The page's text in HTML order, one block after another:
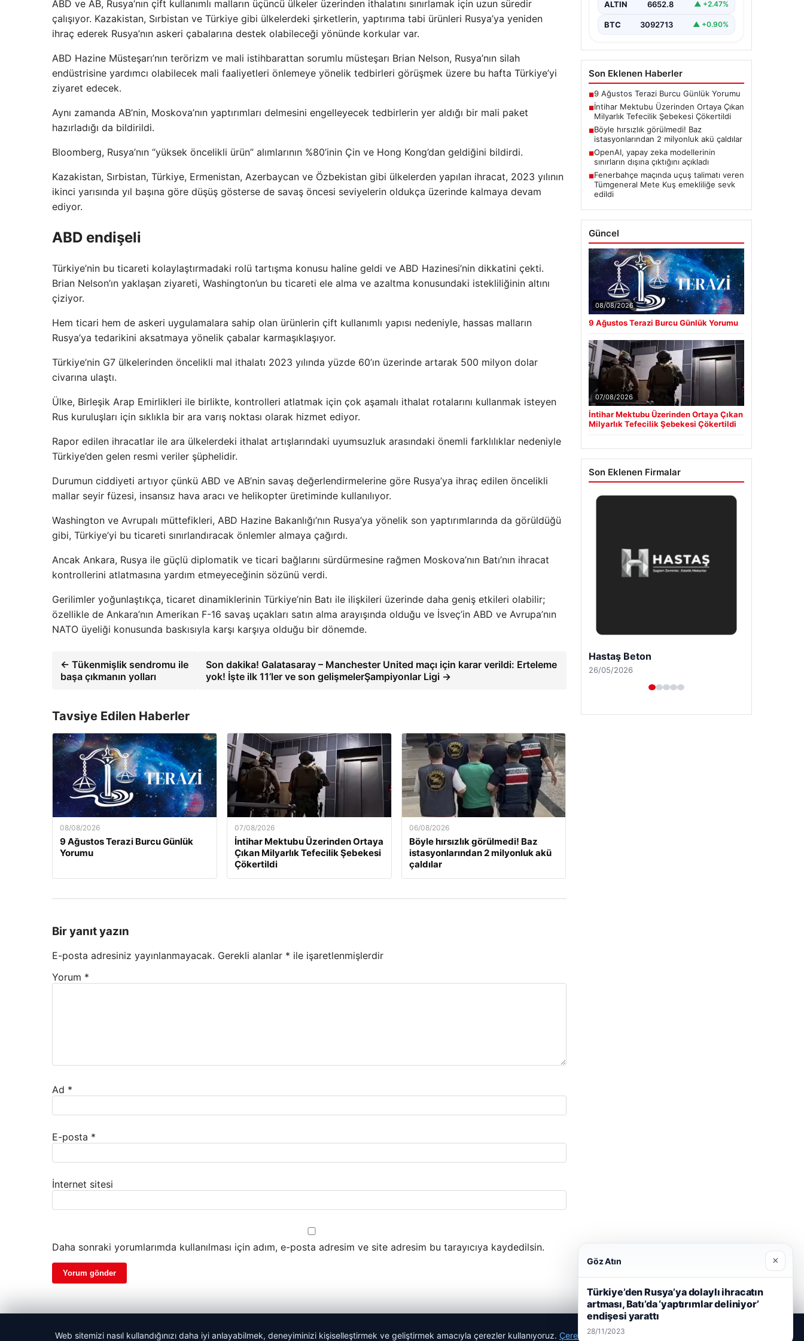
ABD ve AB, Rusya’nın çift kullanımlı malların üçüncü ülkeler üzerinden ithalatını sınırlamak için uzun süredir
çalışıyor. Kazakistan, Sırbistan ve Türkiye gibi ülkelerdeki şirketlerin, yaptırıma tabi ürünleri Rusya’ya yeniden
ihraç ederek Rusya’nın askeri çabalarına destek olabileceği yönünde korkular var.
ABD Hazine Müsteşarı’nın terörizm ve mali istihbarattan sorumlu müsteşarı Brian Nelson, Rusya’nın silah
endüstrisine yardımcı olabilecek mali faaliyetleri önlemeye yönelik tedbirleri görüşmek üzere bu hafta Türkiye’yi
ziyaret edecek.
Aynı zamanda AB’nin, Moskova’nın yaptırımları delmesini engelleyecek tedbirlerin yer aldığı bir mali paket
hazırladığı da bildirildi.
Bloomberg, Rusya’nın “yüksek öncelikli ürün” alımlarının %80’inin Çin ve Hong Kong’dan geldiğini bildirdi.
Kazakistan, Sırbistan, Türkiye, Ermenistan, Azerbaycan ve Özbekistan gibi ülkelerden yapılan ihracat, 2023 yılının
ikinci yarısında yıl başına göre düşüş gösterse de savaş öncesi seviyelerin oldukça üzerinde kalmaya devam
ediyor.
ABD endişeli
Türkiye’nin bu ticareti kolaylaştırmadaki rolü tartışma konusu haline geldi ve ABD Hazinesi’nin dikkatini çekti.
Brian Nelson’ın yaklaşan ziyareti, Washington’un bu ticareti ele alma ve azaltma konusundaki istekliliğinin altını
çiziyor.
Hem ticari hem de askeri uygulamalara sahip olan ürünlerin çift kullanımlı yapısı nedeniyle, hassas malların
Rusya’ya tedarikini aksatmaya yönelik çabalar karmaşıklaşıyor.
Türkiye’nin G7 ülkelerinden öncelikli mal ithalatı 2023 yılında yüzde 60’ın üzerinde artarak 500 milyon dolar
civarına ulaştı.
Ülke, Birleşik Arap Emirlikleri ile birlikte, kontrolleri atlatmak için çok aşamalı ithalat rotalarını kullanmak isteyen
Rus kuruluşları için sıklıkla bir ara varış noktası olarak hizmet ediyor.
Rapor edilen ihracatlar ile ara ülkelerdeki ithalat artışlarındaki uyumsuzluk arasındaki önemli farklılıklar nedeniyle
Türkiye’den gelen resmi veriler şüphelidir.
Durumun ciddiyeti artıyor çünkü ABD ve AB’nin savaş değerlendirmelerine göre Rusya’ya ihraç edilen öncelikli
mallar seyir füzesi, insansız hava aracı ve helikopter üretiminde kullanılıyor.
Washington ve Avrupalı ​​müttefikleri, ABD Hazine Bakanlığı’nın Rusya’ya yönelik son yaptırımlarında da görüldüğü
gibi, Türkiye’yi bu ticareti sınırlandıracak önlemler almaya çağırdı.
Ancak Ankara, Rusya ile güçlü diplomatik ve ticari bağlarını sürdürmesine rağmen Moskova’nın Batı’nın ihracat
kontrollerini atlatmasına yardım etmeyeceğinin sözünü verdi.
Gerilimler yoğunlaştıkça, ticaret dinamiklerinin Türkiye’nin Batı ile ilişkileri üzerinde daha geniş etkileri olabilir;
özellikle de Ankara’nın Amerikan F-16 savaş uçakları satın alma arayışında olduğu ve İsveç’in ABD ve Avrupa’nın
NATO üyeliği konusunda baskısıyla karşı karşıya olduğu bir dönemde.
← Tükenmişlik sendromu ile
başa çıkmanın yolları
Son dakika! Galatasaray – Manchester United maçı için karar verildi: Erteleme
yok! İşte ilk 11’ler ve son gelişmelerŞampiyonlar Ligi →
Tavsiye Edilen Haberler
08/08/2026
9 Ağustos Terazi Burcu Günlük
Yorumu
07/08/2026
İntihar Mektubu Üzerinden Ortaya
Çıkan Milyarlık Tefecilik Şebekesi
Çökertildi
06/08/2026
Böyle hırsızlık görülmedi! Baz
istasyonlarından 2 milyonluk akü
çaldılar
Bir yanıt yazın
E-posta adresiniz yayınlanmayacak. Gerekli alanlar * ile işaretlenmişlerdir
Yorum *
Ad *
E-posta *
İnternet sitesi
Daha sonraki yorumlarımda kullanılması için adım, e-posta adresim ve site adresim bu tarayıcıya kaydedilsin.
sonucu, büyük çaplı…
ALTIN 6652.8 ▲ +2.47%
BTC 3092713 ▲ +0.90%
Son Eklenen Haberler
■9 Ağustos Terazi Burcu Günlük Yorumu
■İntihar Mektubu Üzerinden Ortaya Çıkan
Milyarlık Tefecilik Şebekesi Çökertildi
■Böyle hırsızlık görülmedi! Baz
istasyonlarından 2 milyonluk akü çaldılar
■OpenAI, yapay zeka modellerinin
sınırların dışına çıktığını açıkladı
■Fenerbahçe maçında uçuş talimatı veren
Tümgeneral Mete Kuş emekliliğe sevk
edildi
Güncel
08/08/2026
9 Ağustos Terazi Burcu Günlük Yorumu
07/08/2026
İntihar Mektubu Üzerinden Ortaya Çıkan
Milyarlık Tefecilik Şebekesi Çökertildi
Son Eklenen Firmalar
Enes Kaplan Avukatlık Bürosu
28/04/2026
Web sitemizi nasıl kullandığınızı daha iyi anlayabilmek, deneyiminizi kişiselleştirmek ve geliştirmek amacıyla çerezler kullanıyoruz. Çerez Politikamız
Göz Atın ×
Türkiye’den Rusya’ya dolaylı ihracatın
artması, Batı’da ‘yaptırımlar deliniyor’
endişesi yarattı
28/11/2023